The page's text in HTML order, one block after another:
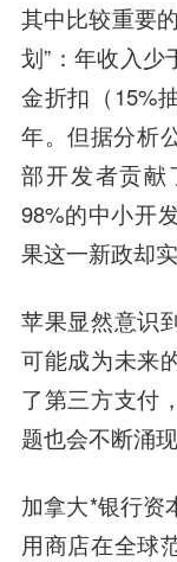
其中比较重要
划”：年收入
金折扣（15%
年。但据分析
部开发者贡献
98%的中小开
果这一新政却
苹果显然意识
可能成为未来
了第三方支付
题也会不断涌现
加拿大*银行资
用商店在全球